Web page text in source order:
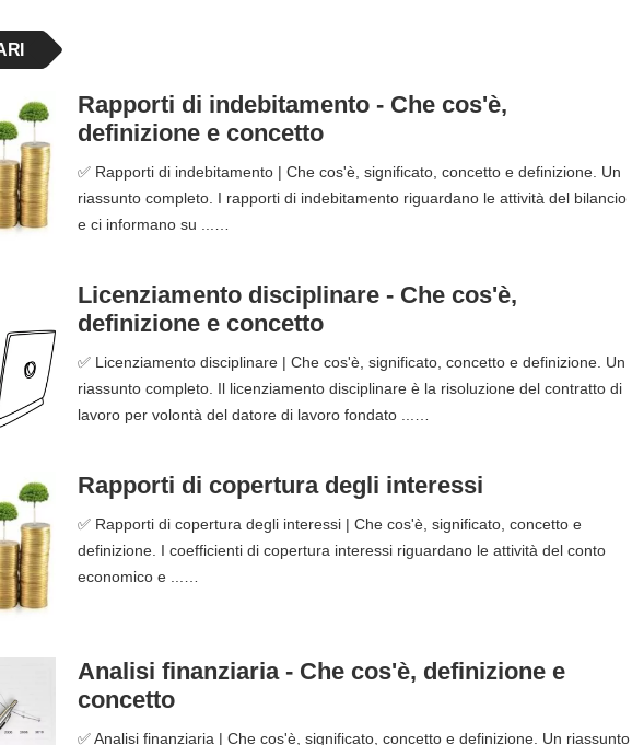
Rapporti di indebitamento - Che cos'è,
definizione e concetto
✅ Rapporti di indebitamento | Che cos'è, significato, concetto e definizione. Un
riassunto completo. I rapporti di indebitamento riguardano le attività del bilancio
e ci informano su ...…
Licenziamento disciplinare - Che cos'è,
definizione e concetto
✅ Licenziamento disciplinare | Che cos'è, significato, concetto e definizione. Un
riassunto completo. Il licenziamento disciplinare è la risoluzione del contratto di
lavoro per volontà del datore di lavoro fondato ...…
Rapporti di copertura degli interessi
✅ Rapporti di copertura degli interessi | Che cos'è, significato, concetto e
definizione. I coefficienti di copertura interessi riguardano le attività del conto
economico e ...…
Analisi finanziaria - Che cos'è, definizione e
concetto
✅ Analisi finanziaria | Che cos'è, significato, concetto e definizione. Un riassunto